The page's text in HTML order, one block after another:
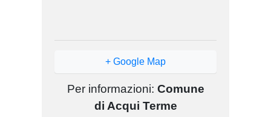
+ Google Map
Per informazioni: Comune
di Acqui Terme